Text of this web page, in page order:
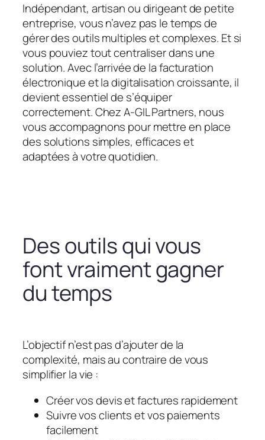
Indépendant, artisan ou dirigeant de petite
entreprise, vous n’avez pas le temps de
gérer des outils multiples et complexes. Et si
vous pouviez tout centraliser dans une
solution. Avec l’arrivée de la facturation
électronique et la digitalisation croissante, il
devient essentiel de s’équiper
correctement. Chez A-GIL Partners, nous
vous accompagnons pour mettre en place
des solutions simples, efficaces et
adaptées à votre quotidien.
Des outils qui vous
font vraiment gagner
du temps
L’objectif n’est pas d’ajouter de la
complexité, mais au contraire de vous
simplifier la vie :
Créer vos devis et factures rapidement
Suivre vos clients et vos paiements
facilement